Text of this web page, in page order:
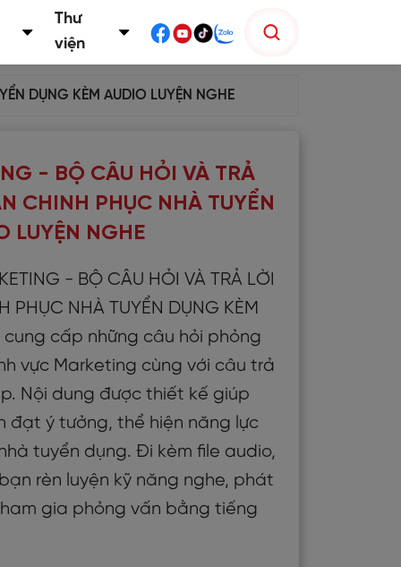
Thư
viện
DỤNG KÈM AUDIO LUYỆN NGHE
- BỘ CÂU HỎI VÀ TRẢ
CHINH PHỤC NHÀ TUYỂN
LUYỆN NGHE
- BỘ CÂU HỎI VÀ TRẢ LỜI
PHỤC NHÀ TUYỂN DỤNG KÈM
cung cấp những câu hỏi phỏng
vực Marketing cùng với câu trả
Nội dung được thiết kế giúp
đạt ý tưởng, thể hiện năng lực
tuyển dụng. Đi kèm file audio,
rèn luyện kỹ năng nghe, phát
gia phỏng vấn bằng tiếng